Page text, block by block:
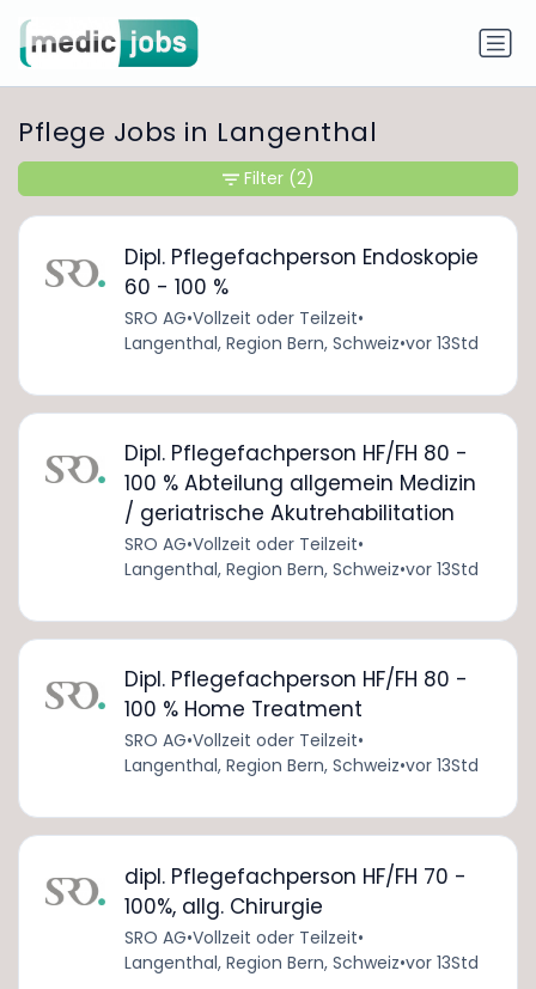
Pflege Jobs in Langenthal
Dipl. Pflegefachperson Endoskopie
60 - 100 %
SRO AG•Vollzeit oder Teilzeit•
Langenthal, Region Bern, Schweiz•vor 13Std
Dipl. Pflegefachperson HF/FH 80 -
100 % Abteilung allgemein Medizin
/ geriatrische Akutrehabilitation
SRO AG•Vollzeit oder Teilzeit•
Langenthal, Region Bern, Schweiz•vor 13Std
Dipl. Pflegefachperson HF/FH 80 -
100 % Home Treatment
SRO AG•Vollzeit oder Teilzeit•
Langenthal, Region Bern, Schweiz•vor 13Std
dipl. Pflegefachperson HF/FH 70 -
100%, allg. Chirurgie
SRO AG•Vollzeit oder Teilzeit•
Langenthal, Region Bern, Schweiz•vor 13Std
Filter (2)